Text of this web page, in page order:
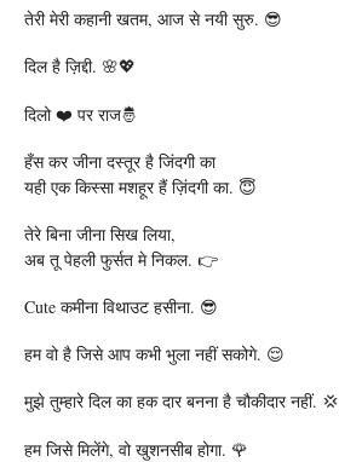
तेरी मेरी कहानी खतम, आज से नयी सुरु. 😎
दिल है ज़िद्दी. 🌸💖
दिलो ❤️ पर राज🤴
हँस कर जीना दस्तूर है जिंदगी का
यही एक किस्सा मशहूर हैं ज़िंदगी का. 😇
तेरे बिना जीना सिख लिया,
अब तू पेहली फुर्सत मे निकल. 👉
Cute कमीना विथाउट हसीना. 😎
हम वो है जिसे आप कभी भुला नहीं सकोगे. 😌
मुझे तुम्हारे दिल का हक दार बनना है चौकीदार नहीं. 💢
हम जिसे मिलेंगे, वो खुशनसीब होगा. 🌹